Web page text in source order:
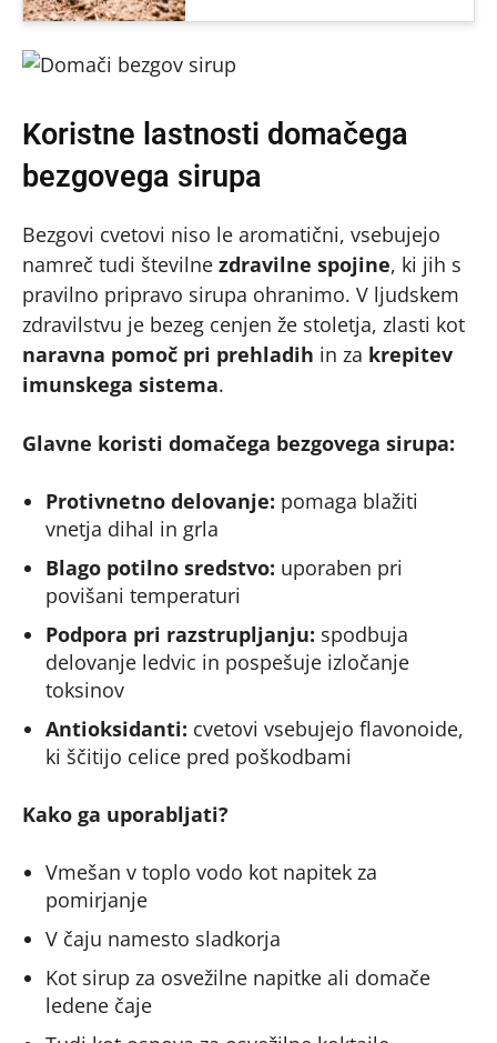
Koristne lastnosti domačega
bezgovega sirupa
Bezgovi cvetovi niso le aromatični, vsebujejo
namreč tudi številne zdravilne spojine, ki jih s
pravilno pripravo sirupa ohranimo. V ljudskem
zdravilstvu je bezeg cenjen že stoletja, zlasti kot
naravna pomoč pri prehladih in za krepitev
imunskega sistema.
Glavne koristi domačega bezgovega sirupa:
Protivnetno delovanje: pomaga blažiti
vnetja dihal in grla
Blago potilno sredstvo: uporaben pri
povišani temperaturi
Podpora pri razstrupljanju: spodbuja
delovanje ledvic in pospešuje izločanje
toksinov
Antioksidanti: cvetovi vsebujejo flavonoide,
ki ščitijo celice pred poškodbami
Kako ga uporabljati?
Vmešan v toplo vodo kot napitek za
pomirjanje
V čaju namesto sladkorja
Kot sirup za osvežilne napitke ali domače
ledene čaje